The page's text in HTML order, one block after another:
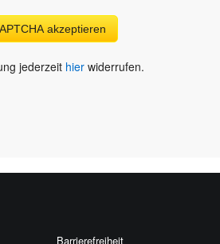
akzeptieren
jederzeit hier widerrufen.
Barrierefreiheit